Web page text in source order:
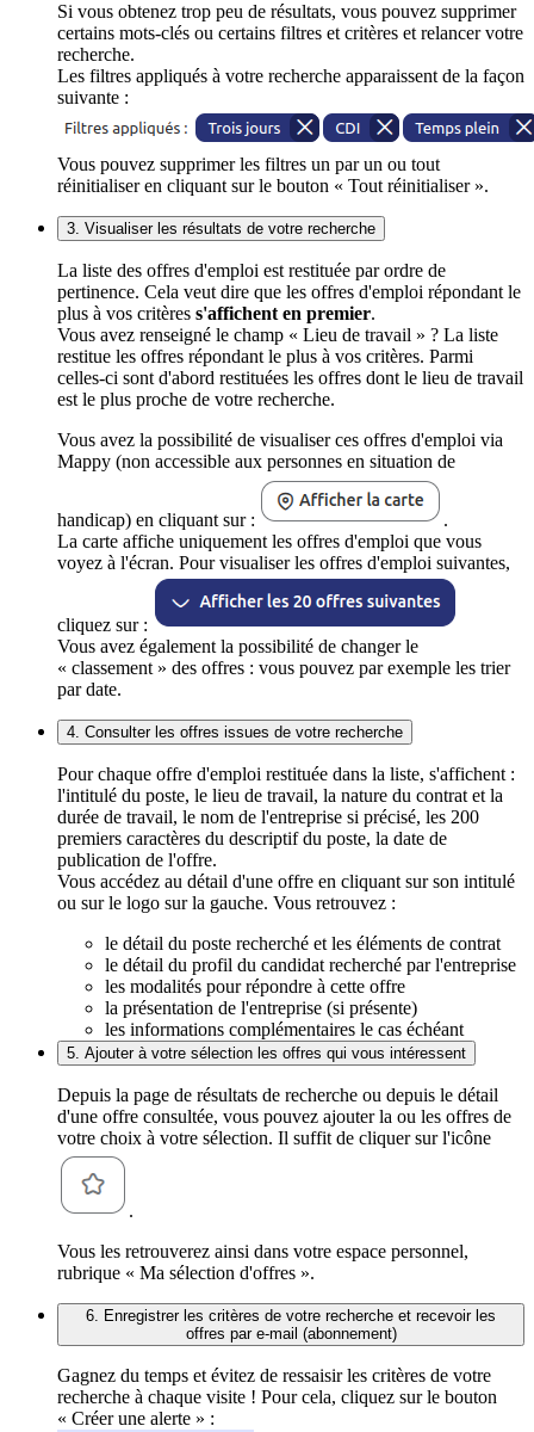
Si vous obtenez trop peu de résultats, vous pouvez supprimer
certains mots-clés ou certains filtres et critères et relancer votre
recherche.
Les filtres appliqués à votre recherche apparaissent de la façon
suivante :
Vous pouvez supprimer les filtres un par un ou tout
réinitialiser en cliquant sur le bouton « Tout réinitialiser ».
3. Visualiser les résultats de votre recherche
La liste des offres d'emploi est restituée par ordre de
pertinence. Cela veut dire que les offres d'emploi répondant le
plus à vos critères s'affichent en premier.
Vous avez renseigné le champ « Lieu de travail » ? La liste
restitue les offres répondant le plus à vos critères. Parmi
celles-ci sont d'abord restituées les offres dont le lieu de travail
est le plus proche de votre recherche.
Vous avez la possibilité de visualiser ces offres d'emploi via
Mappy (non accessible aux personnes en situation de
handicap) en cliquant sur :
.
La carte affiche uniquement les offres d'emploi que vous
voyez à l'écran. Pour visualiser les offres d'emploi suivantes,
cliquez sur :
Vous avez également la possibilité de changer le
« classement » des offres : vous pouvez par exemple les trier
par date.
4. Consulter les offres issues de votre recherche
Pour chaque offre d'emploi restituée dans la liste, s'affichent :
l'intitulé du poste, le lieu de travail, la nature du contrat et la
durée de travail, le nom de l'entreprise si précisé, les 200
premiers caractères du descriptif du poste, la date de
publication de l'offre.
Vous accédez au détail d'une offre en cliquant sur son intitulé
ou sur le logo sur la gauche. Vous retrouvez :
le détail du poste recherché et les éléments de contrat
le détail du profil du candidat recherché par l'entreprise
les modalités pour répondre à cette offre
la présentation de l'entreprise (si présente)
les informations complémentaires le cas échéant
5. Ajouter à votre sélection les offres qui vous intéressent
Depuis la page de résultats de recherche ou depuis le détail
d'une offre consultée, vous pouvez ajouter la ou les offres de
votre choix à votre sélection. Il suffit de cliquer sur l'icône
.
Vous les retrouverez ainsi dans votre espace personnel,
rubrique « Ma sélection d'offres ».
6. Enregistrer les critères de votre recherche et recevoir les
offres par e-mail (abonnement)
Gagnez du temps et évitez de ressaisir les critères de votre
recherche à chaque visite ! Pour cela, cliquez sur le bouton
« Créer une alerte » :